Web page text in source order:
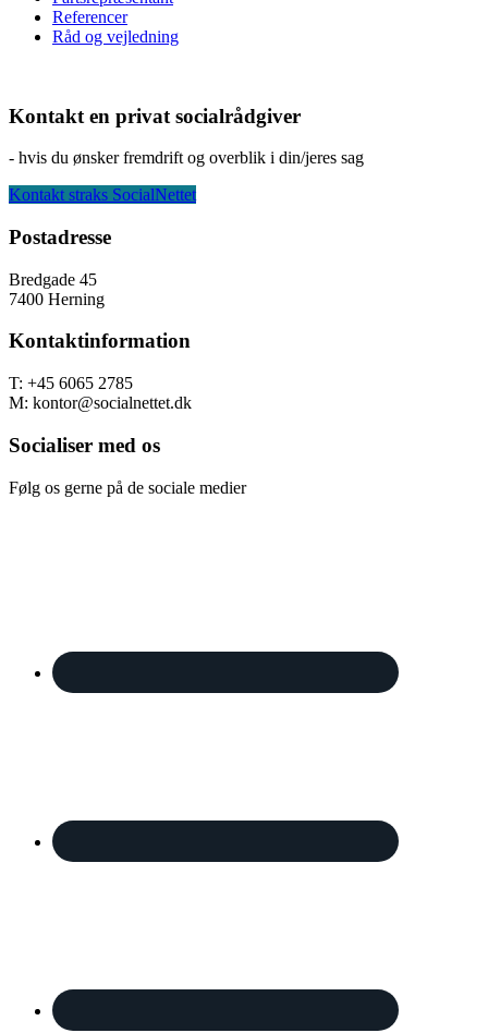
Referencer
Råd og vejledning
Kontakt en privat socialrådgiver
- hvis du ønsker fremdrift og overblik i din/jeres sag
Kontakt straks SocialNettet
Footer
Postadresse
Bredgade 45
7400 Herning
Kontaktinformation
T: +45 6065 2785
M: kontor@socialnettet.dk
Socialiser med os
Følg os gerne på de sociale medier